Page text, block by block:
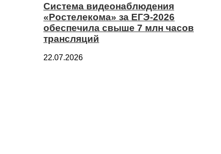
Система видеонаблюдения
«Ростелекома» за ЕГЭ-2026
обеспечила свыше 7 млн часов
трансляций
22.07.2026